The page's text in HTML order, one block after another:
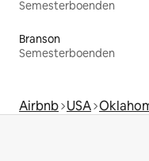
Semesterboenden
Branson
Semesterboenden
Airbnb USA